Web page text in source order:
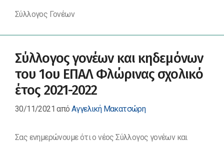
Σύλλογος Γονέων
Σύλλογος γονέων και κηδεμόνων
του 1ου ΕΠΑΛ Φλώρινας σχολικό
έτος 2021-2022
30/11/2021 απόΑγγελική Μακατσώρη
Σας ενημερώνουμε ότι ο νέος Σύλλογος γονέων και